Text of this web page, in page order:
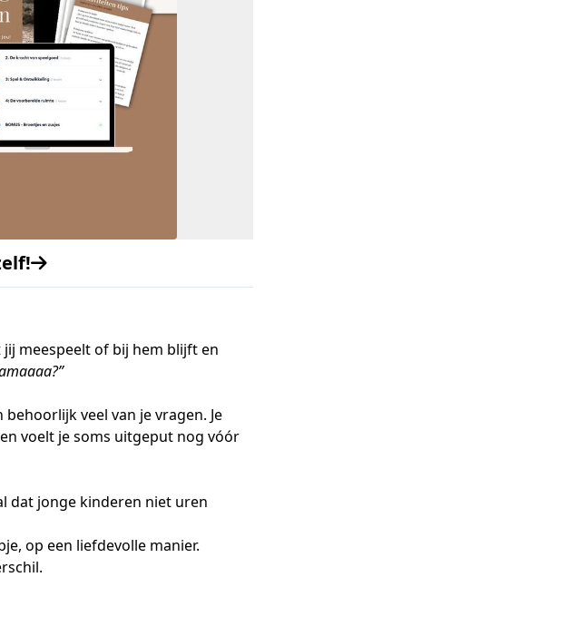
meespeelt of bij hem blijft en
veel van je vragen. Je
voelt je soms uitgeput nog vóór
dat jonge kinderen niet uren
op een liefdevolle manier.